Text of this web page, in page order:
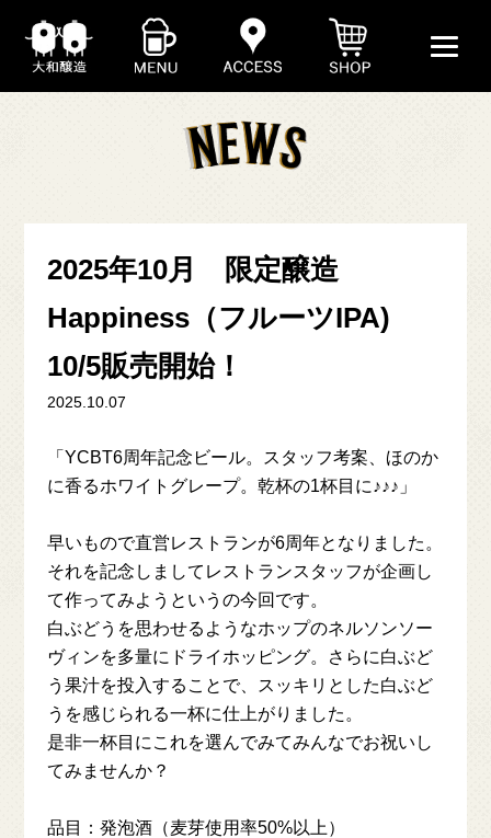
ABOUT
BEER
COLUMN
ACCESS
NEWS
2025年10月 限定醸造
Happiness（フルーツIPA)
10/5販売開始！
2025.10.07
「YCBT6周年記念ビール。スタッフ考案、ほのか
に香るホワイトグレープ。乾杯の1杯目に♪♪♪」
早いもので直営レストランが6周年となりました。
それを記念しましてレストランスタッフが企画し
て作ってみようというの今回です。
白ぶどうを思わせるようなホップのネルソンソー
ヴィンを多量にドライホッピング。さらに白ぶど
う果汁を投入することで、スッキリとした白ぶど
うを感じられる一杯に仕上がりました。
是非一杯目にこれを選んでみてみんなでお祝いし
てみませんか？
品目：発泡酒（麦芽使用率50%以上）